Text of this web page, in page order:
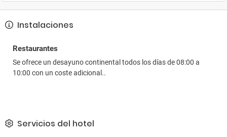
Instalaciones
Restaurantes
Se ofrece un desayuno continental todos los días de 08:00 a
10:00 con un coste adicional..
Servicios del hotel